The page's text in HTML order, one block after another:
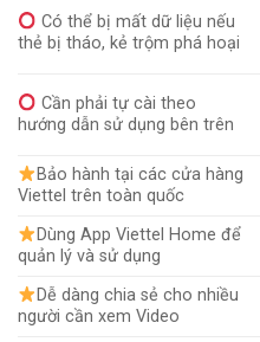
Có thể bị mất dữ liệu nếu
thẻ bị tháo, kẻ trộm phá hoại
Cần phải tự cài theo
hướng dẫn sử dụng bên trên
Bảo hành tại các cửa hàng
Viettel trên toàn quốc
Dùng App Viettel Home để
quản lý và sử dụng
Dễ dàng chia sẻ cho nhiều
người cần xem Video